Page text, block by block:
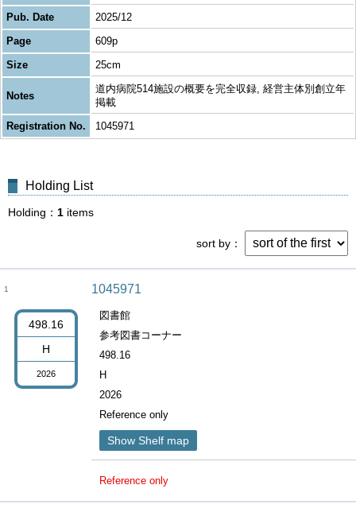
Pub. Date
2025/12
Page
609p
Size
25cm
Notes
道内病院514施設の概要を完全収録, 経営主体別創立年
掲載
Registration No.
1045971
Holding List
Holding 1 items
sort by
1
498.16
H
2026
1045971
図書館
参考図書コーナー
498.16
H
2026
Reference only
Show Shelf map
Reference only